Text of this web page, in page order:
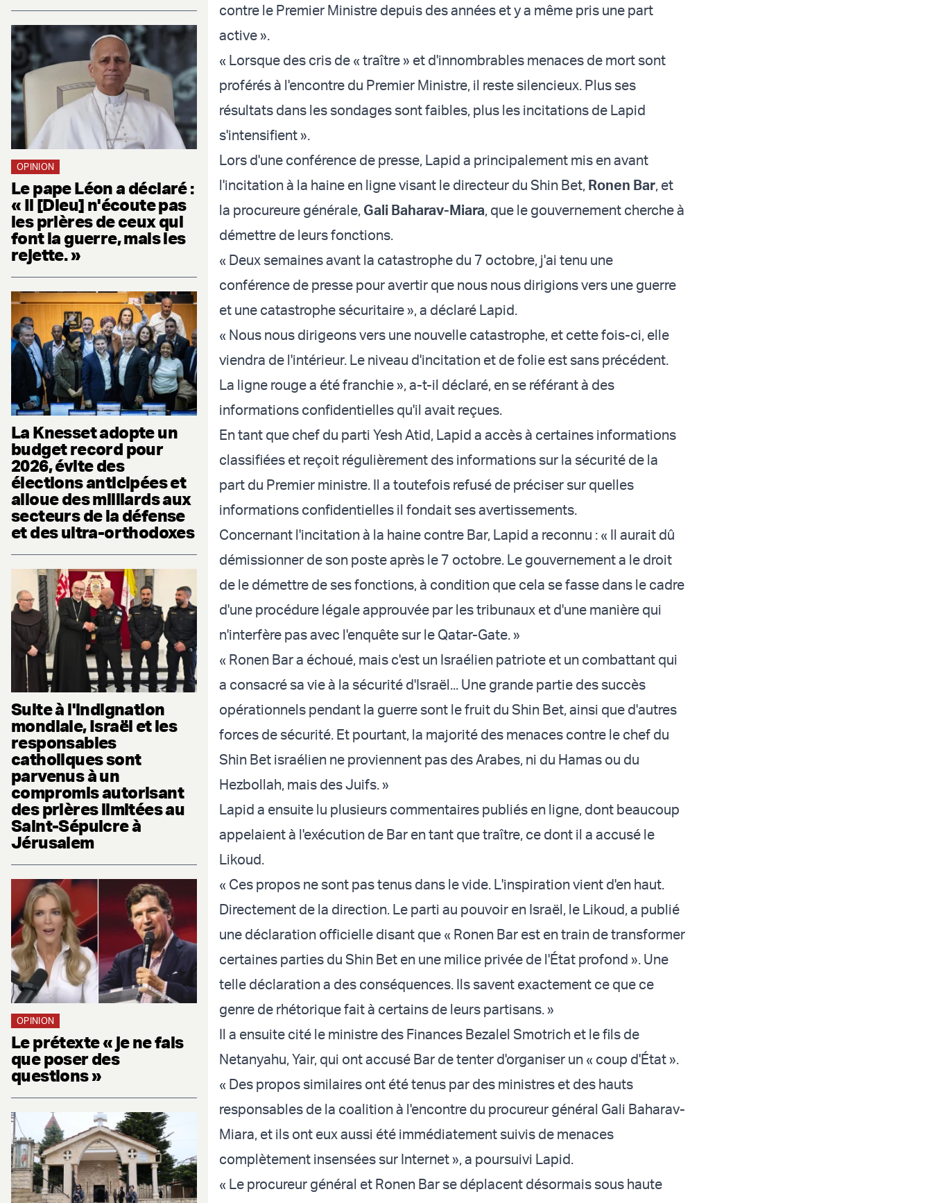
OPINION
Le pape Léon a déclaré :
« Il [Dieu] n'écoute pas
les prières de ceux qui
font la guerre, mais les
rejette. »
La Knesset adopte un
budget record pour
2026, évite des
élections anticipées et
alloue des milliards aux
secteurs de la défense
et des ultra-orthodoxes
Suite à l'indignation
mondiale, Israël et les
responsables
catholiques sont
parvenus à un
compromis autorisant
des prières limitées au
Saint-Sépulcre à
Jérusalem
OPINION
Le prétexte « je ne fais
que poser des
questions »
contre le Premier Ministre depuis des années et y a même pris une part
active ».
« Lorsque des cris de « traître » et d'innombrables menaces de mort sont
proférés à l'encontre du Premier Ministre, il reste silencieux. Plus ses
résultats dans les sondages sont faibles, plus les incitations de Lapid
s'intensifient ».
Lors d'une conférence de presse, Lapid a principalement mis en avant
l'incitation à la haine en ligne visant le directeur du Shin Bet, Ronen Bar, et
la procureure générale, Gali Baharav-Miara, que le gouvernement cherche à
démettre de leurs fonctions.
« Deux semaines avant la catastrophe du 7 octobre, j'ai tenu une
conférence de presse pour avertir que nous nous dirigions vers une guerre
et une catastrophe sécuritaire », a déclaré Lapid.
« Nous nous dirigeons vers une nouvelle catastrophe, et cette fois-ci, elle
viendra de l'intérieur. Le niveau d'incitation et de folie est sans précédent.
La ligne rouge a été franchie », a-t-il déclaré, en se référant à des
informations confidentielles qu'il avait reçues.
En tant que chef du parti Yesh Atid, Lapid a accès à certaines informations
classifiées et reçoit régulièrement des informations sur la sécurité de la
part du Premier ministre. Il a toutefois refusé de préciser sur quelles
informations confidentielles il fondait ses avertissements.
Concernant l'incitation à la haine contre Bar, Lapid a reconnu : « Il aurait dû
démissionner de son poste après le 7 octobre. Le gouvernement a le droit
de le démettre de ses fonctions, à condition que cela se fasse dans le cadre
d'une procédure légale approuvée par les tribunaux et d'une manière qui
n'interfère pas avec l'enquête sur le Qatar-Gate. »
« Ronen Bar a échoué, mais c'est un Israélien patriote et un combattant qui
a consacré sa vie à la sécurité d'Israël... Une grande partie des succès
opérationnels pendant la guerre sont le fruit du Shin Bet, ainsi que d'autres
forces de sécurité. Et pourtant, la majorité des menaces contre le chef du
Shin Bet israélien ne proviennent pas des Arabes, ni du Hamas ou du
Hezbollah, mais des Juifs. »
Lapid a ensuite lu plusieurs commentaires publiés en ligne, dont beaucoup
appelaient à l'exécution de Bar en tant que traître, ce dont il a accusé le
Likoud.
« Ces propos ne sont pas tenus dans le vide. L'inspiration vient d'en haut.
Directement de la direction. Le parti au pouvoir en Israël, le Likoud, a publié
une déclaration officielle disant que « Ronen Bar est en train de transformer
certaines parties du Shin Bet en une milice privée de l'État profond ». Une
telle déclaration a des conséquences. Ils savent exactement ce que ce
genre de rhétorique fait à certains de leurs partisans. »
Il a ensuite cité le ministre des Finances Bezalel Smotrich et le fils de
Netanyahu, Yair, qui ont accusé Bar de tenter d'organiser un « coup d'État ».
« Des propos similaires ont été tenus par des ministres et des hauts
responsables de la coalition à l'encontre du procureur général Gali Baharav-
Miara, et ils ont eux aussi été immédiatement suivis de menaces
complètement insensées sur Internet », a poursuivi Lapid.
« Le procureur général et Ronen Bar se déplacent désormais sous haute